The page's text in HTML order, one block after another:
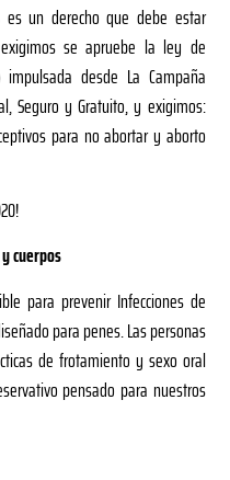
es un derecho que debe estar
se apruebe la ley de
desde La Campaña
Seguro y Gratuito, y exigimos:
para no abortar y aborto
cuerpos
para prevenir Infecciones de
para penes. Las personas
de frotamiento y sexo oral
pensado para nuestros